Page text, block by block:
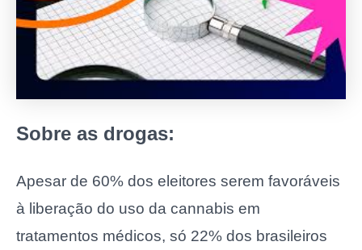
Sobre as drogas:
Apesar de 60% dos eleitores serem favoráveis
à liberação do uso da cannabis em
tratamentos médicos, só 22% dos brasileiros